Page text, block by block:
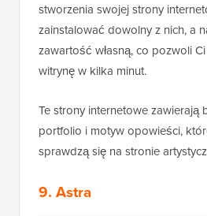
stworzenia swojej strony
zainstalować dowolny z nich, a
zawartość własną, co pozwoli
witrynę w kilka minut.
Te strony internetowe zawierają
portfolio i motyw opowieści,
sprawdzą się na stronie
9. Astra